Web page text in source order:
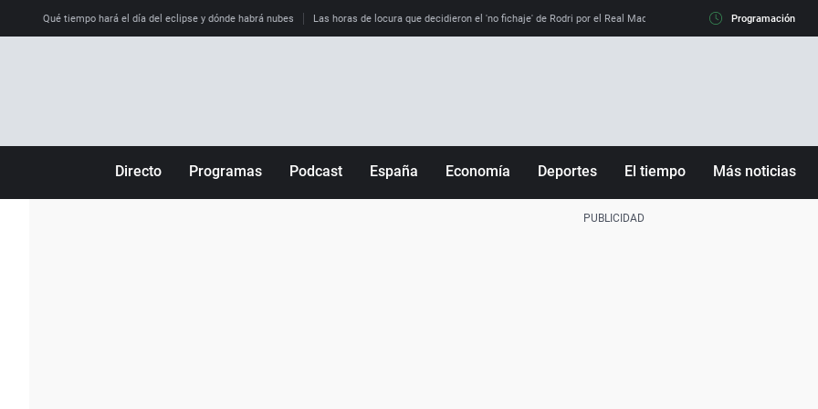
Qué tiempo hará el día del eclipse y dónde habrá nubes Las horas de locura que decidieron el 'no fichaje' de Rodri por el Real Madrid y su 'sí' al Barça La llamada
Programación
Directo Programas Podcast España Economía Deportes El tiempo Más noticias